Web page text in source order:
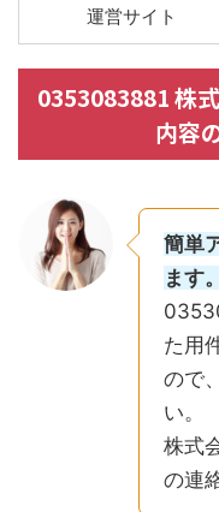
運営サイト
0353083881 株
内容
簡単
ます。
た用
ので
い。
株式
の連